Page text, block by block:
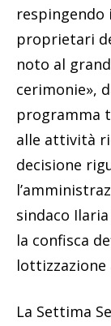
proprietari
noto al
cerimonie»,
programma
alle attività
decisione
sindaco
la confisca
lottizzazione
La Settima